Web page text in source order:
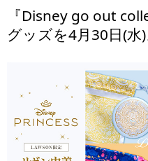
『Disney go out
グッズを4月30日(水)